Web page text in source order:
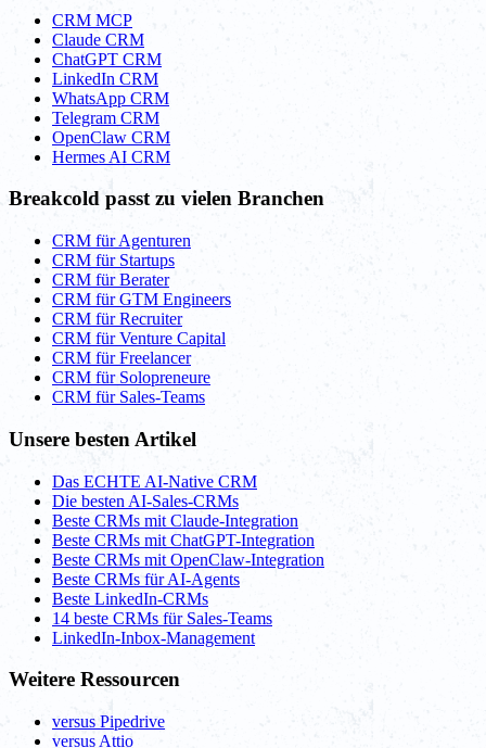
CRM MCP
Claude CRM
ChatGPT CRM
LinkedIn CRM
WhatsApp CRM
Telegram CRM
OpenClaw CRM
Hermes AI CRM
Breakcold passt zu vielen Branchen
CRM für Agenturen
CRM für Startups
CRM für Berater
CRM für GTM Engineers
CRM für Recruiter
CRM für Venture Capital
CRM für Freelancer
CRM für Solopreneure
CRM für Sales-Teams
Unsere besten Artikel
Das ECHTE AI-Native CRM
Die besten AI-Sales-CRMs
Beste CRMs mit Claude-Integration
Beste CRMs mit ChatGPT-Integration
Beste CRMs mit OpenClaw-Integration
Beste CRMs für AI-Agents
Beste LinkedIn-CRMs
14 beste CRMs für Sales-Teams
LinkedIn-Inbox-Management
Weitere Ressourcen
versus Pipedrive
versus Attio